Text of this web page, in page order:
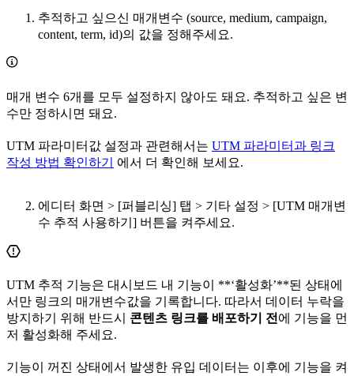
추적하고 싶으신 매개변수 (source, medium, campaign,
content, term, id)의 값을 정해주세요.
매개 변수 6개를 모두 설정하지 않아도 돼요. 추적하고 싶은 변
수만 정하시면 돼요.
UTM 파라미터값 설정과 관련해서는 UTM 파라미터과 링크
작성 방법 확인하기
에서 더 확인해 보세요.
에디터 화면 > [퍼블리싱] 탭 > 기타 설정 > [UTM 매개변
수 추적 사용하기] 버튼을 켜주세요.
UTM 추적 기능은 대시보드 내 기능이 **‘활성화’**된 상태에
서만 링크의 매개변수값을 기록합니다. 따라서 데이터 누락을
방지하기 위해 반드시 콘텐츠 링크를 배포하기 전 에 기능을 먼
저 활성화해 주세요.
기능이 꺼진 상태에서 발생한 유입 데이터는 이후에 기능을 켜